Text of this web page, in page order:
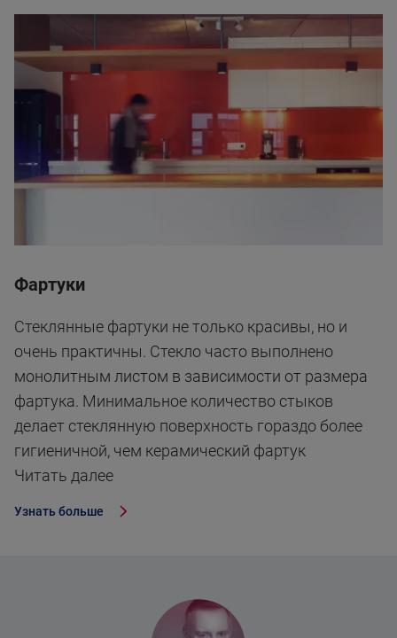
Фартуки
Стеклянные фартуки не только красивы, но и
очень практичны. Стекло часто выполнено
монолитным листом в зависимости от размера
фартука. Минимальное количество стыков
делает стеклянную поверхность гораздо более
гигиеничной, чем керамический фартук
Читать далее
Узнать больше